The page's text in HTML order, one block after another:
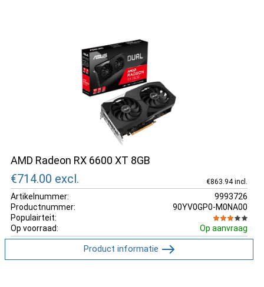
AMD Radeon RX 6600 XT 8GB
€714.00 excl. €863.94 incl.
Artikelnummer:
9993726
Productnummer:
90YV0GP0-M0NA00
Populairteit:
Op voorraad:
Op aanvraag
Product informatie